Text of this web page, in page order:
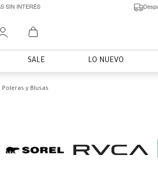
SIN INTERÉS
SALE LO NUEVO
Poleras y Blusas